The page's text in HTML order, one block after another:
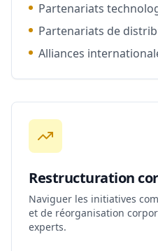
Partenariats
Partenariats de
Alliances
Restructuration
Naviguer les initiatives
et de réorganisation
experts.